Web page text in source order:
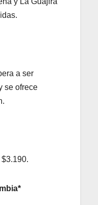
a ser
se ofrece